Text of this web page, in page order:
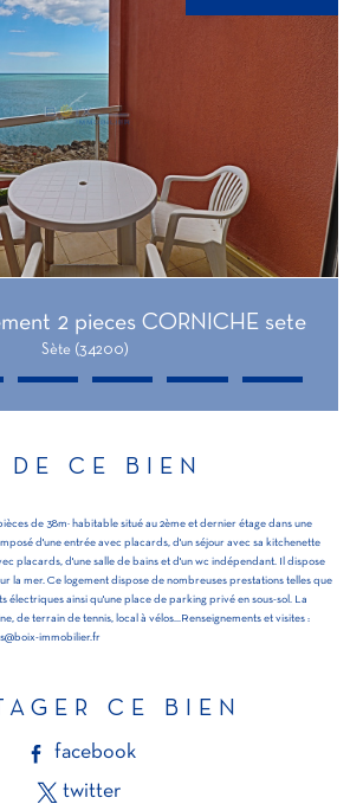
2 pieces CORNICHE sete
Sète (34200)
DE CE BIEN
de 38m² habitable situé au 2ème et dernier étage dans une
d'une entrée avec placards, d'un séjour avec sa kitchenette
placards, d'une salle de bains et d'un wc indépendant. Il dispose
la mer. Ce logement dispose de nombreuses prestations telles que
électriques ainsi qu'une place de parking privé en sous-sol. La
de terrain de tennis, local à vélos...Renseignements et visites :
immobilier.fr
CE BIEN
facebook
twitter